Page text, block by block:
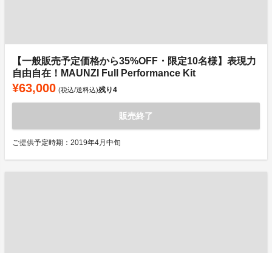
【一般販売予定価格から35%OFF・限定10名様】表現力
自由自在！MAUNZI Full Performance Kit
¥63,000 (税込/送料込)残り4
販売終了
ご提供予定時期：2019年4月中旬